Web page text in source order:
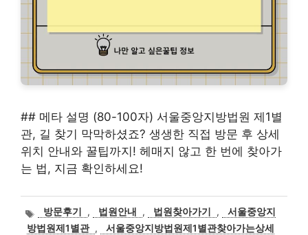
## 메타 설명 (80-100자) 서울중앙지방법원 제1별
관, 길 찾기 막막하셨죠? 생생한 직접 방문 후 상세
위치 안내와 꿀팁까지! 헤매지 않고 한 번에 찾아가
는 법, 지금 확인하세요!
태
그
방문후기 , 법원안내 , 법원찾아가기 ,
서울중앙지
방법원제1별관 ,
서울중앙지방법원제1별관찾아가는상세